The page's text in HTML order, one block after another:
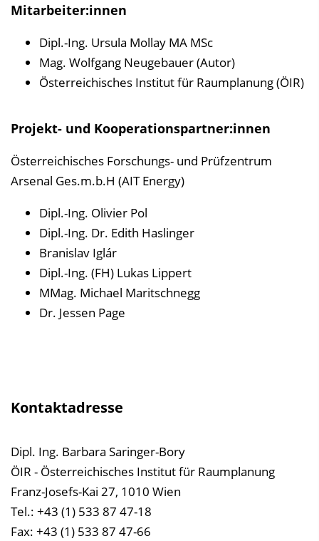
Mitarbeiter:innen
Dipl.-Ing. Ursula Mollay MA MSc
Mag. Wolfgang Neugebauer (Autor)
Österreichisches Institut für Raumplanung (ÖIR)
Projekt- und Kooperationspartner:innen
Österreichisches Forschungs- und Prüfzentrum
Arsenal Ges.m.b.H (AIT Energy)
Dipl.-Ing. Olivier Pol
Dipl.-Ing. Dr. Edith Haslinger
Branislav Iglár
Dipl.-Ing. (FH) Lukas Lippert
MMag. Michael Maritschnegg
Dr. Jessen Page
Kontaktadresse
Dipl. Ing. Barbara Saringer-Bory
ÖIR - Österreichisches Institut für Raumplanung
Franz-Josefs-Kai 27, 1010 Wien
Tel.: +43 (1) 533 87 47-18
Fax: +43 (1) 533 87 47-66